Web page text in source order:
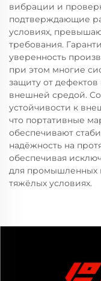
вибрации и
подтверждающие
условиях,
требования.
уверенность
при этом многие
защиту от
внешней средой.
устойчивости к
что портативные
обеспечивают
надёжность на
обеспечивая
для промышленных
тяжёлых условиях.